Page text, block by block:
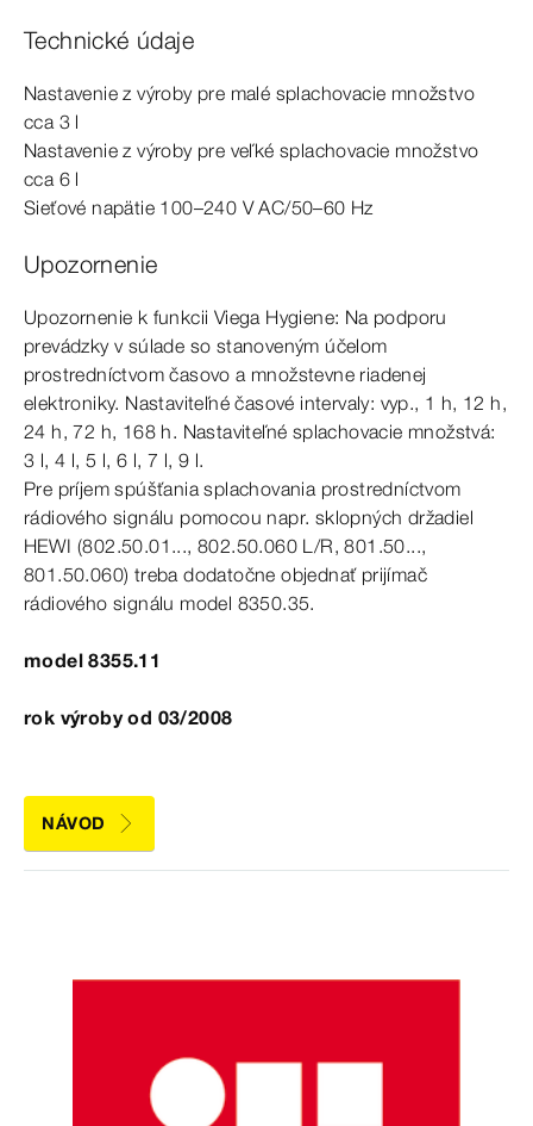
Technické údaje
Nastavenie zvýrobypre malé splachovacie množstvo
cca 3 l
Nastavenie zvýrobypre veľké splachovacie množstvo
cca 6 l
Sieťové napätie 100–240 VAC/50–60 Hz
Upozornenie
Upozornenie k funkcii Viega Hygiene: Na podporu
prevádzky v súlade so stanoveným účelom
prostredníctvom časovo a množstevne riadenej
elektroniky. Nastaviteľné časové intervaly: vyp., 1 h, 12 h,
24 h, 72 h, 168 h. Nastaviteľné splachovacie množstvá:
3 l, 4 l, 5 l, 6 l, 7 l, 9 l.
Pre príjem spúšťania splachovania prostredníctvom
rádiového signálu pomocou napr. sklopných držadiel
HEWI (802.50.01..., 802.50.060 L/R, 801.50...,
801.50.060) treba dodatočne objednať prijímač
rádiového signálu model 8350.35.
model 8355.11
rok výroby od 03/2008
NÁVOD